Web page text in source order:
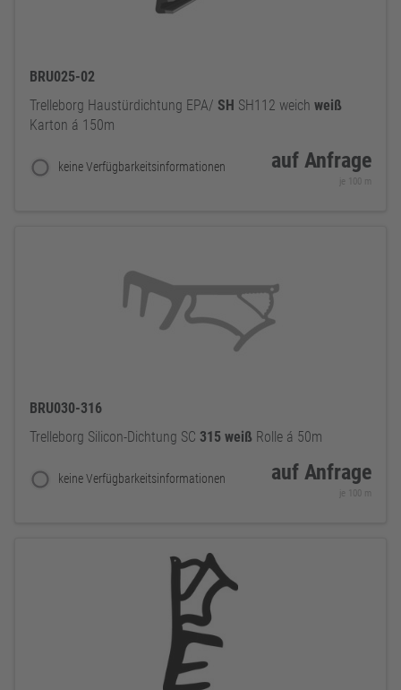
BRU025-02
Trelleborg Haustürdichtung EPA/ SH SH112 weich weiß
Karton á 150m
keine Verfügbarkeitsinformationen auf Anfrage
je 100 m
BRU030-316
Trelleborg Silicon-Dichtung SC 315 weiß Rolle á 50m
keine Verfügbarkeitsinformationen auf Anfrage
je 100 m